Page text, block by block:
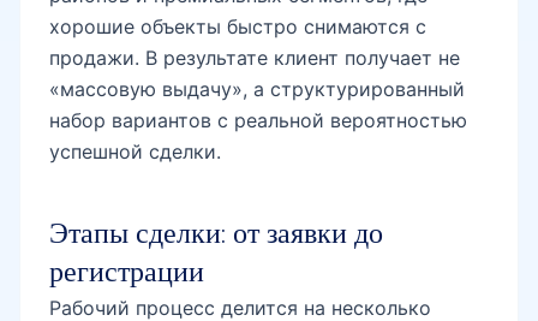
хорошие объекты быстро снимаются с
продажи. В результате клиент получает не
«массовую выдачу», а структурированный
набор вариантов с реальной вероятностью
успешной сделки.
Этапы сделки: от заявки до
регистрации
Рабочий процесс делится на несколько